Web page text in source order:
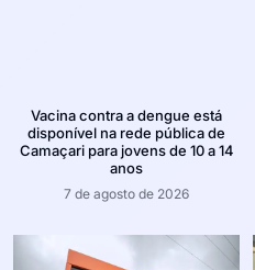
Vacina contra a dengue está
disponível na rede pública de
Camaçari para jovens de 10 a 14
anos
7 de agosto de 2026